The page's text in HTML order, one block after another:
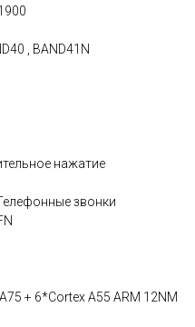
, BAND41N
нажатие
звонки
+ 6*Cortex A55 ARM 12NM